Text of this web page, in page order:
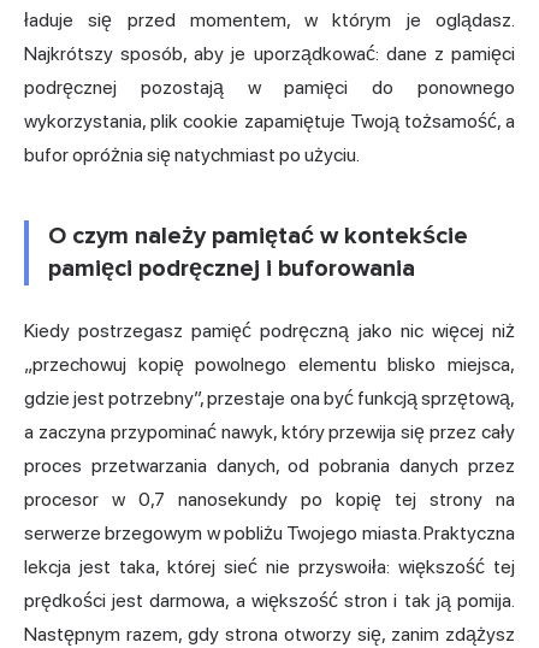
ładuje się przed momentem, w którym je oglądasz.
Najkrótszy sposób, aby je uporządkować: dane z pamięci
podręcznej pozostają w pamięci do ponownego
wykorzystania, plik cookie zapamiętuje Twoją tożsamość, a
bufor opróżnia się natychmiast po użyciu.
O czym należy pamiętać w kontekście
pamięci podręcznej i buforowania
Kiedy postrzegasz pamięć podręczną jako nic więcej niż
„przechowuj kopię powolnego elementu blisko miejsca,
gdzie jest potrzebny”, przestaje ona być funkcją sprzętową,
a zaczyna przypominać nawyk, który przewija się przez cały
proces przetwarzania danych, od pobrania danych przez
procesor w 0,7 nanosekundy po kopię tej strony na
serwerze brzegowym w pobliżu Twojego miasta. Praktyczna
lekcja jest taka, której sieć nie przyswoiła: większość tej
prędkości jest darmowa, a większość stron i tak ją pomija.
Następnym razem, gdy strona otworzy się, zanim zdążysz